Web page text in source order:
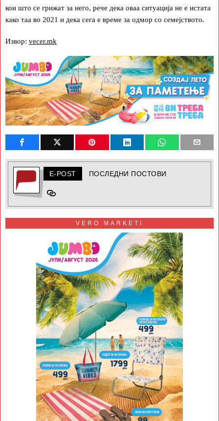
кои што се грижат за него, рече дека оваа ситуација не е истата
како таа во 2021 и дека сега е време за одмор со семејството.
Извор: vecer.mk
E-POST ПОСЛЕДНИ ПОСТОВИ
VERO MARKETI